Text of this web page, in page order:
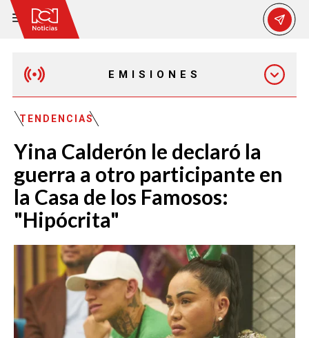
EMISIONES
EMISIÓN 7:00 PM
TENDENCIAS
Yina Calderón le declaró la
guerra a otro participante en
la Casa de los Famosos:
"Hipócrita"